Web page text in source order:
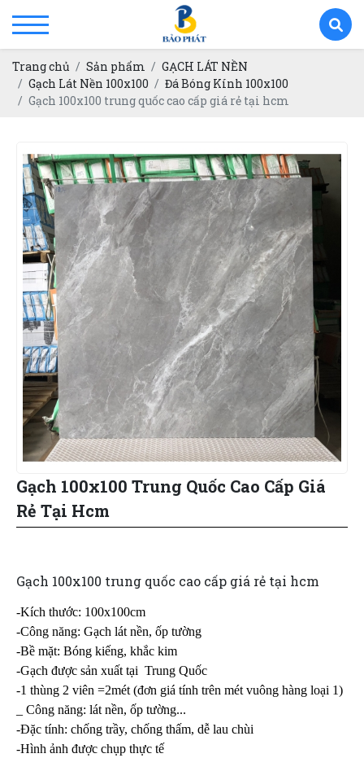
Trang chủ Sản phẩm
GẠCH LÁT NỀN
Gạch Lát Nền 100x100
Đá Bóng Kính 100x100
Gạch 100x100 trung quốc cao cấp giá rẻ tại hcm
Gạch 100x100 Trung Quốc Cao Cấp Giá
Rẻ Tại Hcm
Gạch 100x100 trung quốc cao cấp giá rẻ tại hcm
-Kích thước: 100x100cm
-Công năng: Gạch lát nền, ốp tường
-Bề mặt: Bóng kiếng, khắc kim
-Gạch được sản xuất tại Trung Quốc
-1 thùng 2 viên =2mét (đơn giá tính trên mét vuông hàng loại 1)
_ Công năng: lát nền, ốp tường...
-Đặc tính: chống trầy, chống thấm, dễ lau chùi
-Hình ảnh được chụp thực tế